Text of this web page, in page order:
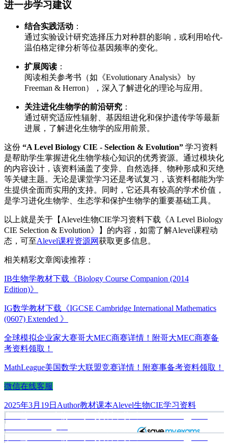
进一步学习建议
结合实践活动 ：
通过实验设计研究选择压力对种群的影响，或利用哈代-
温伯格定律分析等位基因频率的变化。
扩展阅读 ：
阅读相关参考书（如《Evolutionary Analysis》 by
Freeman & Herron），深入了解进化的理论与应用。
关注进化生物学的前沿研究 ：
通过研究适应性辐射、基因组进化和保护遗传学等最新
进展，了解进化生物学的应用前景。
这份 “A Level Biology CIE - Selection & Evolution” 学习资料
是帮助学生掌握进化生物学核心知识的优秀资源。通过模块化
的内容设计，该资料涵盖了变异、自然选择、物种形成和灭绝
等关键主题。无论是课堂学习还是考试复习，该资料都能为学
生提供全面而实用的支持。同时，它还具有较高的学术价值，
是学习进化生物学、生态学和保护生物学的重要基础工具。
以上就是关于【Alevel生物CIE学习资料下载《A Level Biology
CIE Selection & Evolution》】的内容，如需了解Alevel课程动
态，可至Alevel课程资源网获取更多信息。
相关精彩文章阅读推荐：
IB生物学教材下载《Biology Course Companion (2014
Edition)》
IG数学教材下载《IGCSE Cambridge International Mathematics
(0607) Extended 》
全球模拟企业家大赛哥大MEC商赛详情！附哥大MEC商赛备
考资料领取！
MathLeague美国数学大联盟竞赛详情！附赛事备考资料领取！
微信在线客服
发
布
于
2025年3月19日 作
者
Author分
类
教材课本标
签
Alevel生物CIE学习资料
文
章
上
Inherited Change》
下一篇